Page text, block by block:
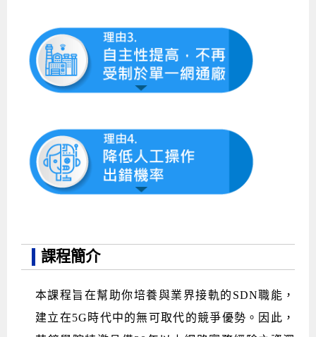
課程簡介
本課程旨在幫助你培養與業界接軌的SDN職能，
建立在5G時代中的無可取代的競爭優勢。因此，